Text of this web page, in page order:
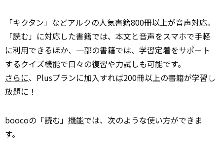
「キクタン」などアルクの人気書籍800冊以上が音声対応。
「読む」に対応した書籍では、本文と音声をスマホで手軽
に利用できるほか、一部の書籍では、学習定着をサポート
するクイズ機能で日々の復習や力試しも可能です。
さらに、Plusプランに加入すれば200冊以上の書籍が学習し
放題に！
boocoの「読む」 機能では、次のような使い方ができま
す。